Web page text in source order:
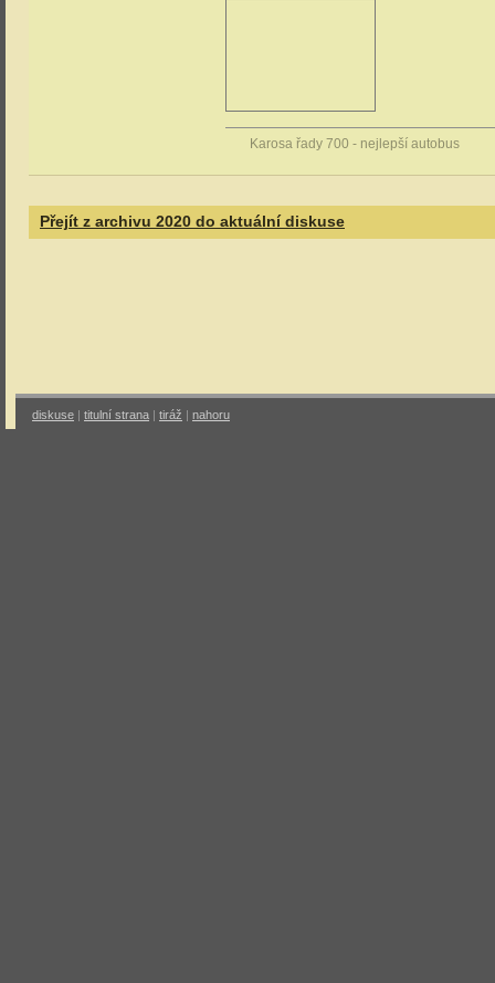
Karosa řady 700 - nejlepší autobus
Přejít z archivu 2020 do aktuální diskuse
diskuse | titulní strana | tiráž | nahoru